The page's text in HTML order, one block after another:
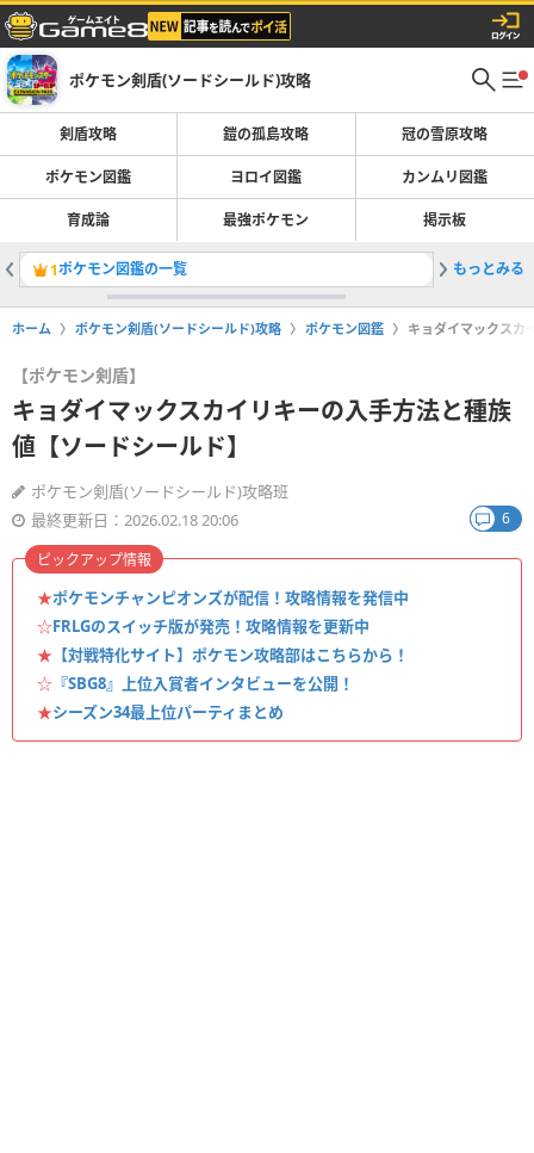
ポケモン剣盾(ソードシールド)攻略
剣盾攻略 鎧の孤島攻略 冠の雪原攻略
ポケモン図鑑 ヨロイ図鑑 カンムリ図鑑
育成論 最強ポケモン 掲示板
1ポケモン図鑑の一覧 2ガラル
もっとみる
ホーム ポケモン剣盾(ソードシールド)攻略 ポケモン図鑑 キョダイマックスカ
【ポケモン剣盾】
キョダイマックスカイリキーの入手方法と種族
値【ソードシールド】
ポケモン剣盾(ソードシールド)攻略班
最終更新日：2026.02.18 20:06
6
★ポケモンチャンピオンズが配信！攻略情報を発信中
☆FRLGのスイッチ版が発売！攻略情報を更新中
★ 【対戦特化サイト】ポケモン攻略部はこちらから！
☆ 『SBG8』上位入賞者インタビューを公開！
★シーズン34最上位パーティまとめ
ピックアップ情報